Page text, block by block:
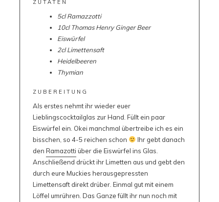
ZUTATEN
5clRamazzotti
10clThomas Henry Ginger Beer
Eiswürfel
2cl Limettensaft
Heidelbeeren
Thymian
ZUBEREITUNG
Als erstes nehmt ihr wieder euer
Lieblingscocktailglas zur Hand. Füllt ein paar
Eiswürfel ein. Okei manchmal übertreibe ich es ein
bisschen, so 4-5 reichen schon
Ihr gebt danach
den Ramazotti über die Eiswürfel ins Glas.
Anschließend drückt ihr Limetten aus und gebt den
durch eure Muckies herausgepressten
Limettensaft direkt drüber. Einmal gut mit einem
Löffel umrühren. Das Ganze füllt ihr nun noch mit